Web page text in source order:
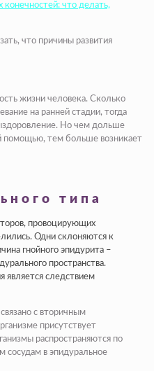
конечностей: что делать,
что причины развития
жизни человека. Сколько
на ранней стадии, тогда
Но чем дольше
помощью, тем больше возникает
типа
провоцирующих
Одни склоняются к
гнойного эпидурита –
пространства.
является следствием
с вторичным
присутствует
распространяются по
сосудам в эпидуральное